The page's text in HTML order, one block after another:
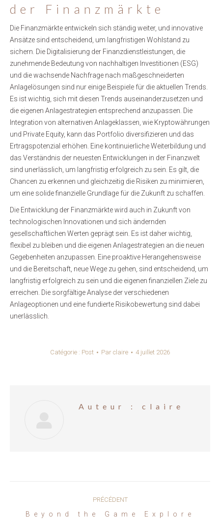
der Finanzmärkte
Die Finanzmärkte entwickeln sich ständig weiter, und innovative
Ansätze sind entscheidend, um langfristigen Wohlstand zu
sichern. Die Digitalisierung der Finanzdienstleistungen, die
zunehmende Bedeutung von nachhaltigen Investitionen (ESG)
und die wachsende Nachfrage nach maßgeschneiderten
Anlagelösungen sind nur einige Beispiele für die aktuellen Trends.
Es ist wichtig, sich mit diesen Trends auseinanderzusetzen und
die eigenen Anlagestrategien entsprechend anzupassen. Die
Integration von alternativen Anlageklassen, wie Kryptowährungen
und Private Equity, kann das Portfolio diversifizieren und das
Ertragspotenzial erhöhen. Eine kontinuierliche Weiterbildung und
das Verständnis der neuesten Entwicklungen in der Finanzwelt
sind unerlässlich, um langfristig erfolgreich zu sein. Es gilt, die
Chancen zu erkennen und gleichzeitig die Risiken zu minimieren,
um eine solide finanzielle Grundlage für die Zukunft zu schaffen.
Die Entwicklung der Finanzmärkte wird auch in Zukunft von
technologischen Innovationen und sich ändernden
gesellschaftlichen Werten geprägt sein. Es ist daher wichtig,
flexibel zu bleiben und die eigenen Anlagestrategien an die neuen
Gegebenheiten anzupassen. Eine proaktive Herangehensweise
und die Bereitschaft, neue Wege zu gehen, sind entscheidend, um
langfristig erfolgreich zu sein und die eigenen finanziellen Ziele zu
erreichen. Die sorgfältige Analyse der verschiedenen
Anlageoptionen und eine fundierte Risikobewertung sind dabei
unerlässlich.
Catégorie : Post Par claire 4 juillet 2026
Auteur : claire
PRÉCÉDENT
Beyond the Game Explore